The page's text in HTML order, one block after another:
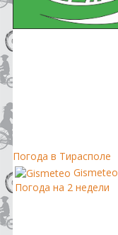
Погода в Тирасполе
Gismeteo
Погода на 2 недели